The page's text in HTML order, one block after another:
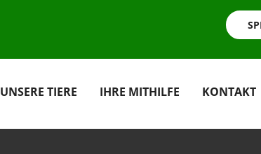
UNSERE TIERE IHRE MITHILFE KONTAKT